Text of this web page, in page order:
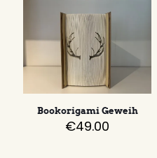
Bookorigami Geweih
€49.00